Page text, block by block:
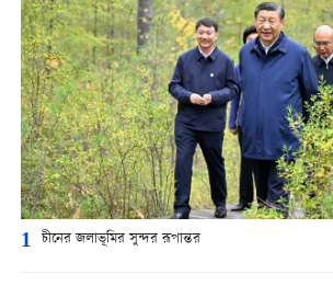
1 চীনের জলাভূমির সুন্দর রূপান্তর